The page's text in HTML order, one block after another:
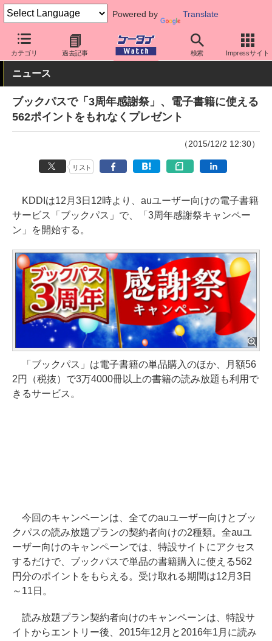
Powered by Translate
カテゴリ 過去記事 検索 Impressサイト
ケータイ Watch キャリア au アプリ・サービス
ニュース
ブックパスで「3周年感謝祭」、電子書籍に使える
562ポイントをもれなくプレゼント
（2015/12/2 12:30）
リスト
KDDIは12月3日12時より、auユーザー向けの電子書籍
サービス「ブックパス」で、「3周年感謝祭キャンペー
ン」を開始する。
「ブックパス」は電子書籍の単品購入のほか、月額56
2円（税抜）で3万4000冊以上の書籍の読み放題も利用で
きるサービス。
今回のキャンペーンは、全てのauユーザー向けとブッ
クパスの読み放題プランの契約者向けの2種類。全auユ
ーザー向けのキャンペーンでは、特設サイトにアクセス
するだけで、ブックパスで単品の書籍購入に使える562
円分のポイントをもらえる。受け取れる期間は12月3日
～11日。
読み放題プラン契約者向けのキャンペーンは、特設サ
イトからエントリー後、2015年12月と2016年1月に読み